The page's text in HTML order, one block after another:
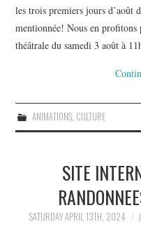
les trois premiers jours d’août
mentionnée! Nous en
théâtrale du samedi 3 août à
ANIMATIONS, CULTURE
SITE
SATURDAY APRIL 13TH, 2024